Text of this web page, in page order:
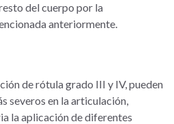
del cuerpo por la
anteriormente.
de rótula grado III y IV, pueden
severos en la articulación,
la aplicación de diferentes